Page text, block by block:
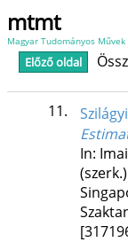
mtmt
Magyar Tudományos Művek
Előző oldal
11.
In:
(szerk.)